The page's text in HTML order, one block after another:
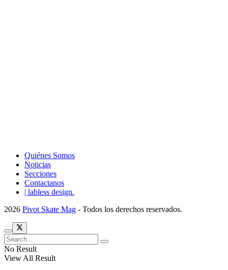
Quiénes Somos
Noticias
Secciones
Contactanos
| labless design.
2026 Pivot Skate Mag - Todos los derechos reservados.
No Result
View All Result